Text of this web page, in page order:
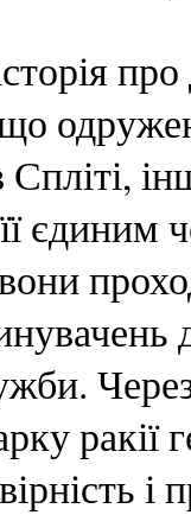
єдиним
ракії
і